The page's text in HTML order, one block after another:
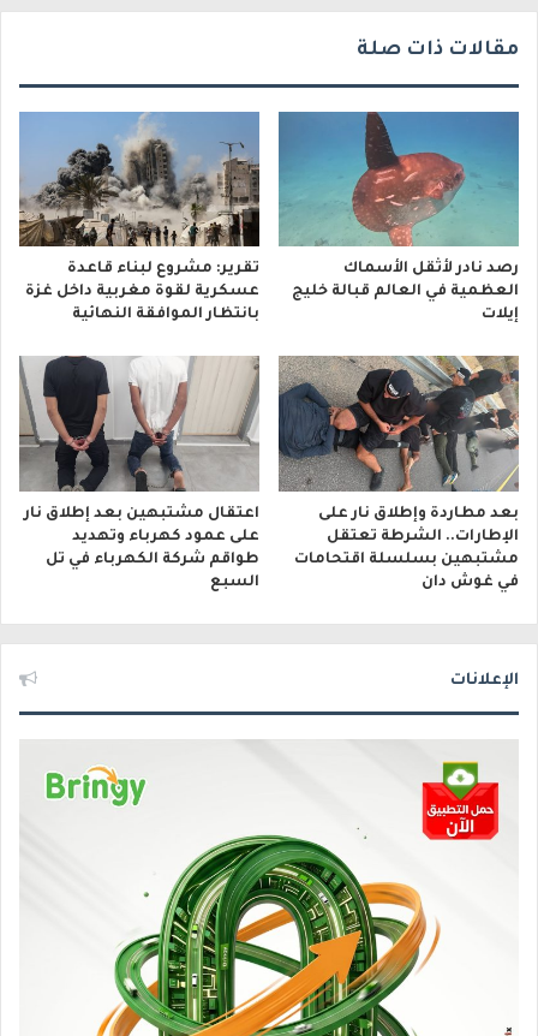
مقالات ذات صلة
رصد نادر لأثقل الأسماك
العظمية في العالم قبالة خليج
إيلات
تقرير: مشروع لبناء قاعدة
عسكرية لقوة مغربية داخل غزة
بانتظار الموافقة النهائية
بعد مطاردة وإطلاق نار على
الإطارات.. الشرطة تعتقل
مشتبهين بسلسلة اقتحامات
في غوش دان
اعتقال مشتبهين بعد إطلاق نار
على عمود كهرباء وتهديد
طواقم شركة الكهرباء في تل
السبع
الإعلانات